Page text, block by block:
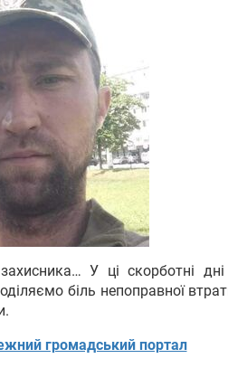
У ці скорботні
біль непоправної
громадський портал